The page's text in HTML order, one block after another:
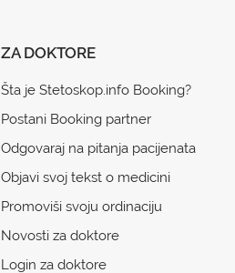
ZA DOKTORE
Šta je Stetoskop.info Booking?
Postani Booking partner
Odgovaraj na pitanja pacijenata
Objavi svoj tekst o medicini
Promoviši svoju ordinaciju
Novosti za doktore
Login za doktore